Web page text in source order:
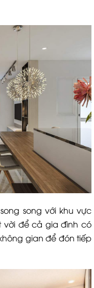
song với khu vực
vời để cả gia đình có
gian để đón tiếp